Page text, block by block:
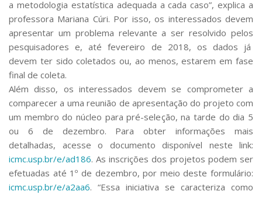
a metodologia estatística adequada a cada caso”, explica a
professora Mariana Cúri. Por isso, os interessados devem
apresentar um problema relevante a ser resolvido pelos
pesquisadores e, até fevereiro de 2018, os dados já
devem ter sido coletados ou, ao menos, estarem em fase
final de coleta.
Além disso, os interessados devem se comprometer a
comparecer a uma reunião de apresentação do projeto com
um membro do núcleo para pré-seleção, na tarde do dia 5
ou 6 de dezembro. Para obter informações mais
detalhadas, acesse o documento disponível neste link:
icmc.usp.br/e/ad186. As inscrições dos projetos podem ser
efetuadas até 1º de dezembro, por meio deste formulário:
icmc.usp.br/e/a2aa6. “Essa iniciativa se caracteriza como